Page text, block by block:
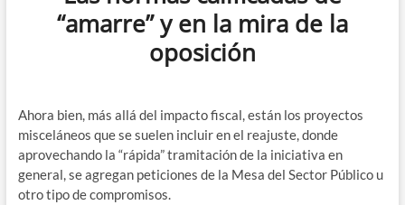
“amarre” y en la mira de la
oposición
Ahora bien, más allá del impacto fiscal, están los proyectos
misceláneos que se suelen incluir en el reajuste, donde
aprovechando la “rápida” tramitación de la iniciativa en
general, se agregan peticiones de la Mesa del Sector Público u
otro tipo de compromisos.